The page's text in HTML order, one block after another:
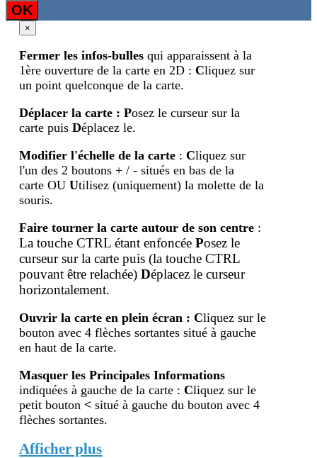
OK
×
Fermer les infos-bullesqui apparaissent à la
1ère ouverture de la carte en 2D :Cliquez sur
un point quelconque de la carte.
Déplacer la carte : Posez le curseur sur la
carte puisDéplacez le.
Modifier l'échelle de la carte :Cliquez sur
l'un des 2 boutons + / - situés en bas de la
carte OUUtilisez (uniquement) la molette de la
souris.
Faire tourner la carte autour de son centre :
La touche CTRL étant enfoncéePosez le
curseur sur la carte puis (la toucheCTRL
pouvant être relachée)Déplacez le curseur
horizontalement.
Ouvrir la carte en plein écran :Cliquez sur le
bouton avec 4 flèches sortantes situé à gauche
en haut de la carte.
Masquer les Principales Informations
indiquées à gauche de la carte :Cliquez sur le
petit bouton < situé à gauche du bouton avec 4
flèches sortantes.
Afficher plus